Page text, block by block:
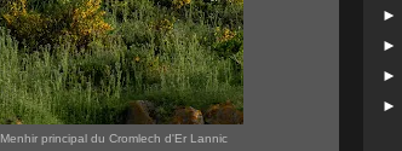
Menhir principal du Cromlech d'Er Lannic
►
►
►
►